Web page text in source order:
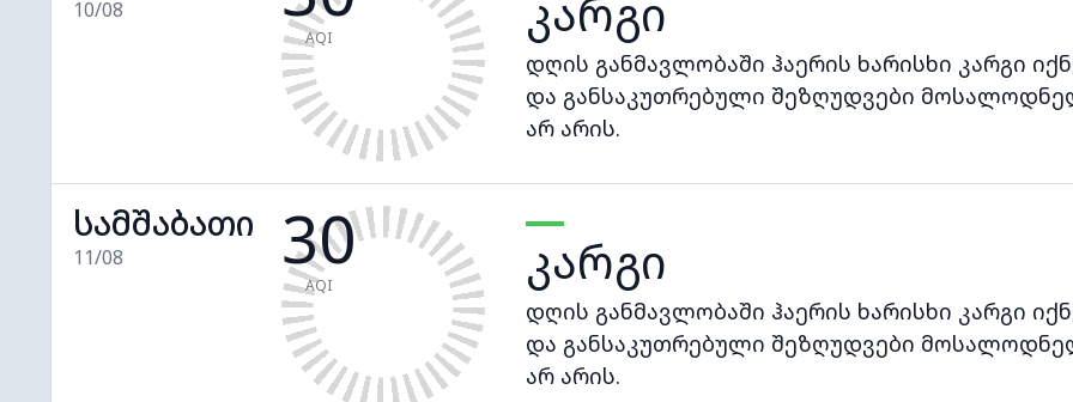
10/08
AQI კარგი
დღის განმავლობაში ჰაერის ხარისხი კარგი
და განსაკუთრებული შეზღუდვები
არ არის.
სამშაბათი
11/08 30
AQI კარგი
დღის განმავლობაში ჰაერის ხარისხი კარგი
და განსაკუთრებული შეზღუდვები
არ არის.